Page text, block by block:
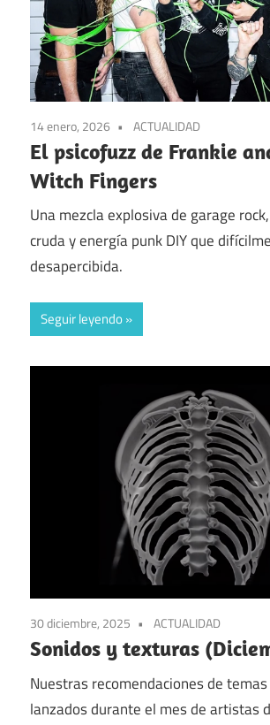
14 enero, 2026 ACTUALIDAD
El psicofuzz de Frankie
Witch Fingers
Una mezcla explosiva de garage
cruda y energía punk DIY que
desapercibida.
Seguir leyendo
30 diciembre, 2025 ACTUALIDAD
Sonidos y texturas
Nuestras recomendaciones de
lanzados durante el mes de artistas